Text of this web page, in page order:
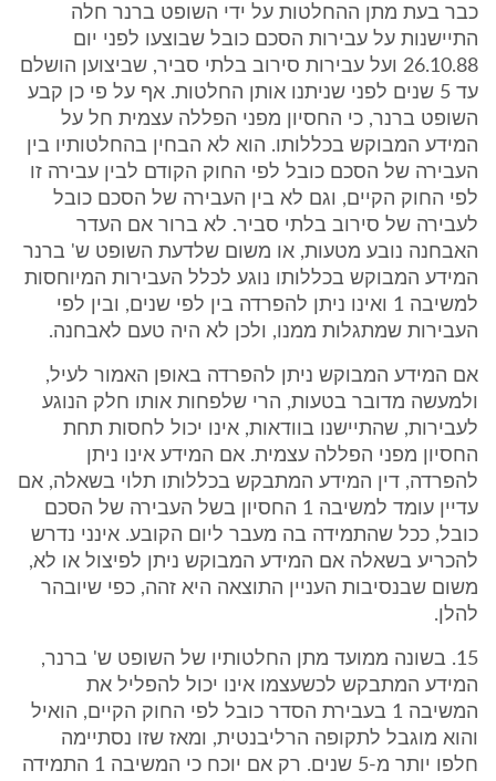
כבר בעת מתן ההחלטות על ידי השופט ברנר חלה
התיישנות על עבירות הסכם כובל שבוצעו לפני יום
26.10.88 ועל עבירות סירוב בלתי סביר, שביצוען הושלם
עד 5 שנים לפני שניתנו אותן החלטות. אף על פי כן קבע
השופט ברנר, כי החסיון מפני הפללה עצמית חל על
המידע המבוקש בכללותו. הוא לא הבחין בהחלטותיו בין
העבירה של הסכם כובל לפי החוק הקודם לבין עבירה זו
לפי החוק הקיים, וגם לא בין העבירה של הסכם כובל
לעבירה של סירוב בלתי סביר. לא ברור אם העדר
האבחנה נובע מטעות, או משום שלדעת השופט ש' ברנר
המידע המבוקש בכללותו נוגע לכלל העבירות המיוחסות
למשיבה 1 ואינו ניתן להפרדה בין לפי שנים, ובין לפי
העבירות שמתגלות ממנו, ולכן לא היה טעם לאבחנה.
אם המידע המבוקש ניתן להפרדה באופן האמור לעיל,
ולמעשה מדובר בטעות, הרי שלפחות אותו חלק הנוגע
לעבירות, שהתיישנו בוודאות, אינו יכול לחסות תחת
החסיון מפני הפללה עצמית. אם המידע אינו ניתן
להפרדה, דין המידע המתבקש בכללותו תלוי בשאלה, אם
עדיין עומד למשיבה 1 החסיון בשל העבירה של הסכם
כובל, ככל שהתמידה בה מעבר ליום הקובע. אינני נדרש
להכריע בשאלה אם המידע המבוקש ניתן לפיצול או לא,
משום שבנסיבות העניין התוצאה היא זהה, כפי שיובהר
להלן.
15. בשונה ממועד מתן החלטותיו של השופט ש' ברנר,
המידע המתבקש לכשעצמו אינו יכול להפליל את
המשיבה 1 בעבירת הסדר כובל לפי החוק הקיים, הואיל
והוא מוגבל לתקופה הרליבנטית, ומאז שזו נסתיימה
חלפו יותר מ-5 שנים. רק אם יוכח כי המשיבה 1 התמידה